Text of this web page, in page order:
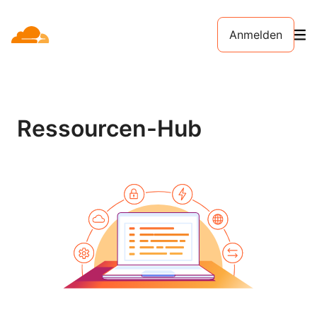
Anmelden
Ressourcen-Hub